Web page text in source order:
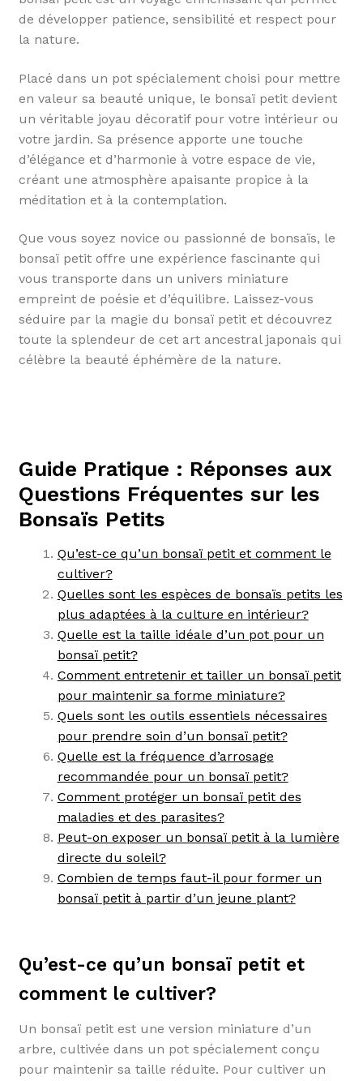
de développer patience, sensibilité et respect pour
la nature.
Placé dans un pot spécialement choisi pour mettre
en valeur sa beauté unique, le bonsaï petit devient
un véritable joyau décoratif pour votre intérieur ou
votre jardin. Sa présence apporte une touche
d’élégance et d’harmonie à votre espace de vie,
créant une atmosphère apaisante propice à la
méditation et à la contemplation.
Que vous soyez novice ou passionné de bonsaïs, le
bonsaï petit offre une expérience fascinante qui
vous transporte dans un univers miniature
empreint de poésie et d’équilibre. Laissez-vous
séduire par la magie du bonsaï petit et découvrez
toute la splendeur de cet art ancestral japonais qui
célèbre la beauté éphémère de la nature.
Guide Pratique : Réponses aux
Questions Fréquentes sur les
Bonsaïs Petits
Qu’est-ce qu’un bonsaï petit et comment le
cultiver?
Quelles sont les espèces de bonsaïs petits les
plus adaptées à la culture en intérieur?
Quelle est la taille idéale d’un pot pour un
bonsaï petit?
Comment entretenir et tailler un bonsaï petit
pour maintenir sa forme miniature?
Quels sont les outils essentiels nécessaires
pour prendre soin d’un bonsaï petit?
Quelle est la fréquence d’arrosage
recommandée pour un bonsaï petit?
Comment protéger un bonsaï petit des
maladies et des parasites?
Peut-on exposer un bonsaï petit à la lumière
directe du soleil?
Combien de temps faut-il pour former un
bonsaï petit à partir d’un jeune plant?
Qu’est-ce qu’un bonsaï petit et
comment le cultiver?
Un bonsaï petit est une version miniature d’un
arbre, cultivée dans un pot spécialement conçu
pour maintenir sa taille réduite. Pour cultiver un